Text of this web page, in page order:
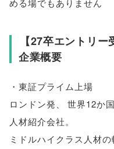
める場でもありません
【27卒エントリー
企業概要
・東証プライム上場
ロンドン発
世界12か
人材紹介会社。
ミドルハイクラス人材